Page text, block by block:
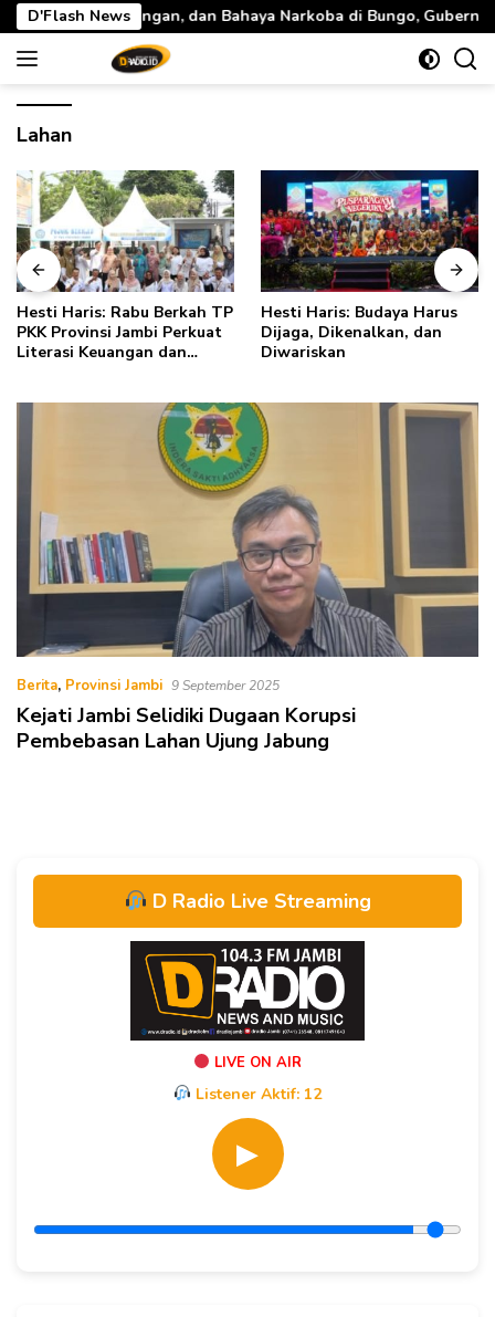
Langsung
ke
konten
D'Flash News
Bahaya Narkoba di Bungo, Gubernur Al Haris: “Kalau
Lahan
Hesti Haris: Rabu Berkah TP
PKK Provinsi Jambi Perkuat
Literasi Keuangan dan
Hesti Haris: Budaya Harus
Dijaga, Dikenalkan, dan
Diwariskan
Berita, Provinsi Jambi 9 September 2025
Kejati Jambi Selidiki Dugaan Korupsi
Pembebasan Lahan Ujung Jabung
D Radio Live Streaming
LIVE ON AIR
Listener Aktif: 12
▶